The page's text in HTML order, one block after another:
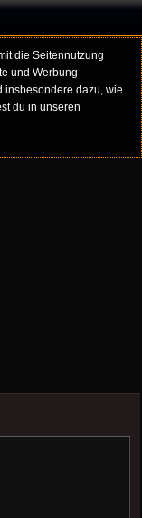
die Seitennutzung
und Werbung
insbesondere dazu, wie
du in unseren